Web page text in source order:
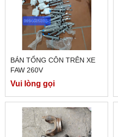
BÁN TỔNG CÔN TRÊN XE
FAW 260V
Vui lòng gọi